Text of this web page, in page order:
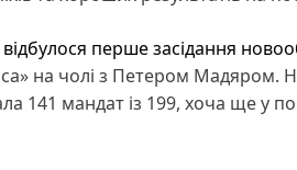
перше засідання
на чолі з Петером
141 мандат із 199, хоча ще у